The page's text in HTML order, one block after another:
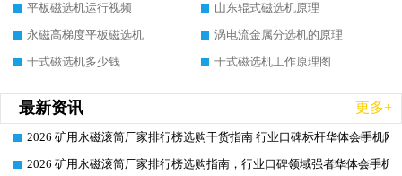
平板磁选机运行视频
山东辊式磁选机原理
永磁高梯度平板磁选机
涡电流金属分选机的原理
干式磁选机多少钱
干式磁选机工作原理图
最新资讯 更多+
2026-06-26
2026 矿用永磁滚筒厂家排行榜选购干货指南 行业口碑标杆华体会手机网
2026-06-26
2026 矿用永磁滚筒厂家排行榜选购指南，行业口碑领域强者华体会手机